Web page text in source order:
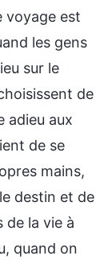
voyage est
les gens
sur le
de
adieu aux
de se
mains,
destin et de
de la vie à
quand on